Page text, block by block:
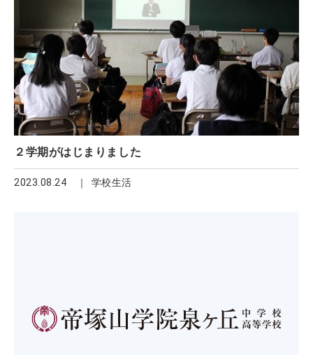
２学期がはじまりました
2023.08.24 学校生活